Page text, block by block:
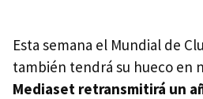
Esta semana el Mundial de
también tendrá su hueco en
Mediaset retransmitirá un